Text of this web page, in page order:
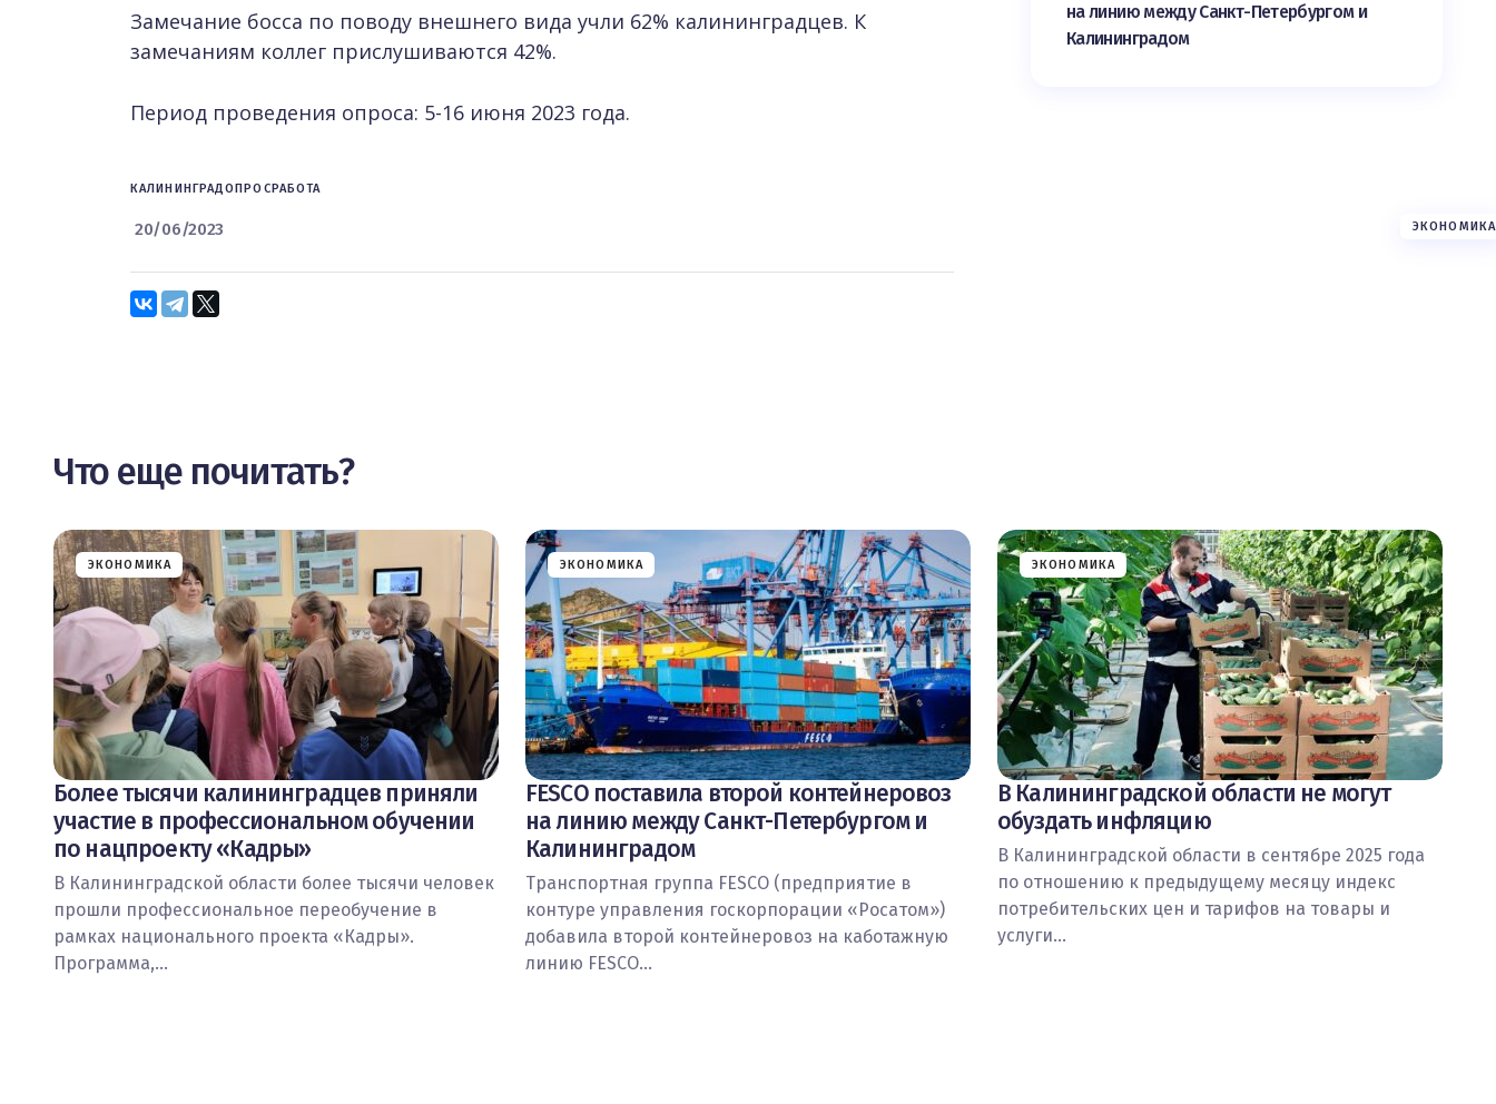
Замечание босса по поводу внешнего вида учли 62% калининградцев. К
замечаниям коллег прислушиваются 42%.
Период проведения опроса: 5-16 июня 2023 года.
КАЛИНИНГРАДОПРОСРАБОТА
20/06/2023 ЭКОНОМИКА
на линию между Санкт-Петербургом и
Калининградом
Что еще почитать?
ЭКОНОМИКА
Более тысячи калининградцев приняли
участие в профессиональном обучении
по нацпроекту «Кадры»
В Калининградской области более тысячи человек
прошли профессиональное переобучение в
рамках национального проекта «Кадры».
Программа,…
ЭКОНОМИКА
FESCO поставила второй контейнеровоз
на линию между Санкт-Петербургом и
Калининградом
Транспортная группа FESCO (предприятие в
контуре управления госкорпорации «Росатом»)
добавила второй контейнеровоз на каботажную
линию FESCO…
ЭКОНОМИКА
В Калининградской области не могут
обуздать инфляцию
В Калининградской области в сентябре 2025 года
по отношению к предыдущему месяцу индекс
потребительских цен и тарифов на товары и
услуги…